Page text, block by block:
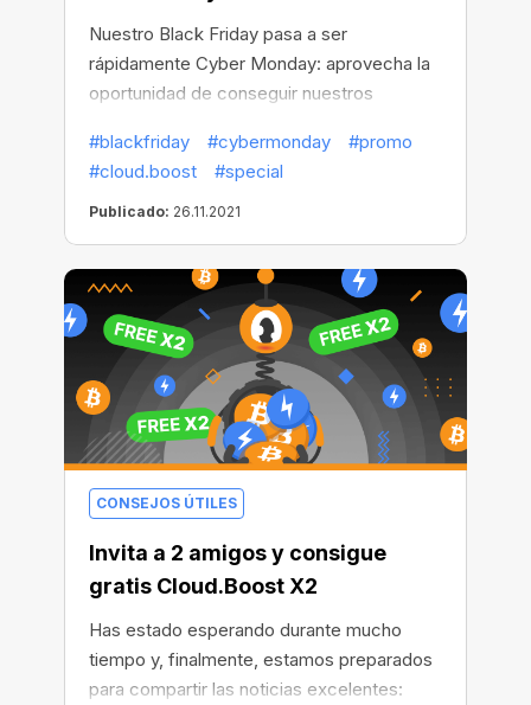
Nuestro Black Friday pasa a ser
rápidamente Cyber Monday: aprovecha la
oportunidad de conseguir nuestros
#blackfriday
#cybermonday
#promo
#cloud.boost
#special
Publicado: 26.11.2021
CONSEJOS ÚTILES
Invita a 2 amigos y consigue
gratis Cloud.Boost X2
Has estado esperando durante mucho
tiempo y, finalmente, estamos preparados
para compartir las noticias excelentes: